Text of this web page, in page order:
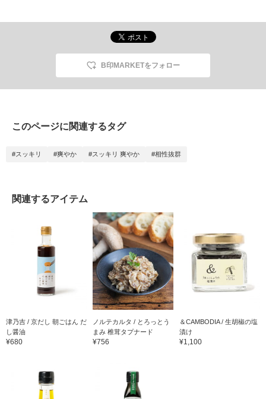
持ち運びにも便利なミニ
食べ応え◎で爽やか〜な
味わいのカボスドレッシ
ング。さっぱり派におす
すめです！
だけでなく、味もそれぞ
はしいたけの味が旨味た
っぷりでイチオシです！
いでにマイルも貯まりま
B印MARKETをフォロー
このページに関連するタグ
#スッキリ #爽やか #スッキリ 爽やか #相性抜群
関連するアイテム
津乃吉 / 京だし 朝ごはん だ
し醤油
¥680
ノルテカルタ / とろっとう
まみ 椎茸タプナード
¥756
＆CAMBODIA / 生胡椒の塩
漬け
¥1,100